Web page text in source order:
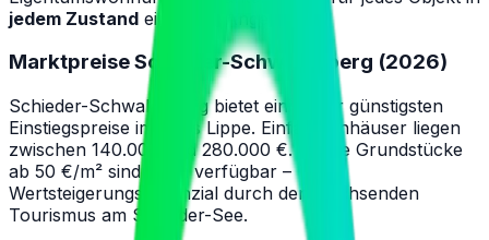
jedem Zustand ein faires Angebot.
MarktpreiseSchieder-Schwalenberg (2026)
Schieder-Schwalenberg bietet einige der günstigsten
Einstiegspreise im Kreis Lippe. Einfamilienhäuser liegen
zwischen 140.000 und 280.000 €. Große Grundstücke
ab 50 €/m² sind noch verfügbar –
Wertsteigerungspotenzial durch den wachsenden
Tourismus am Schieder-See.